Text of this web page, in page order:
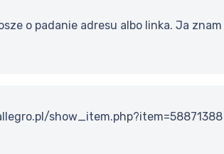
o padanie adresu albo linka. Ja
show_item.php?item=58871388